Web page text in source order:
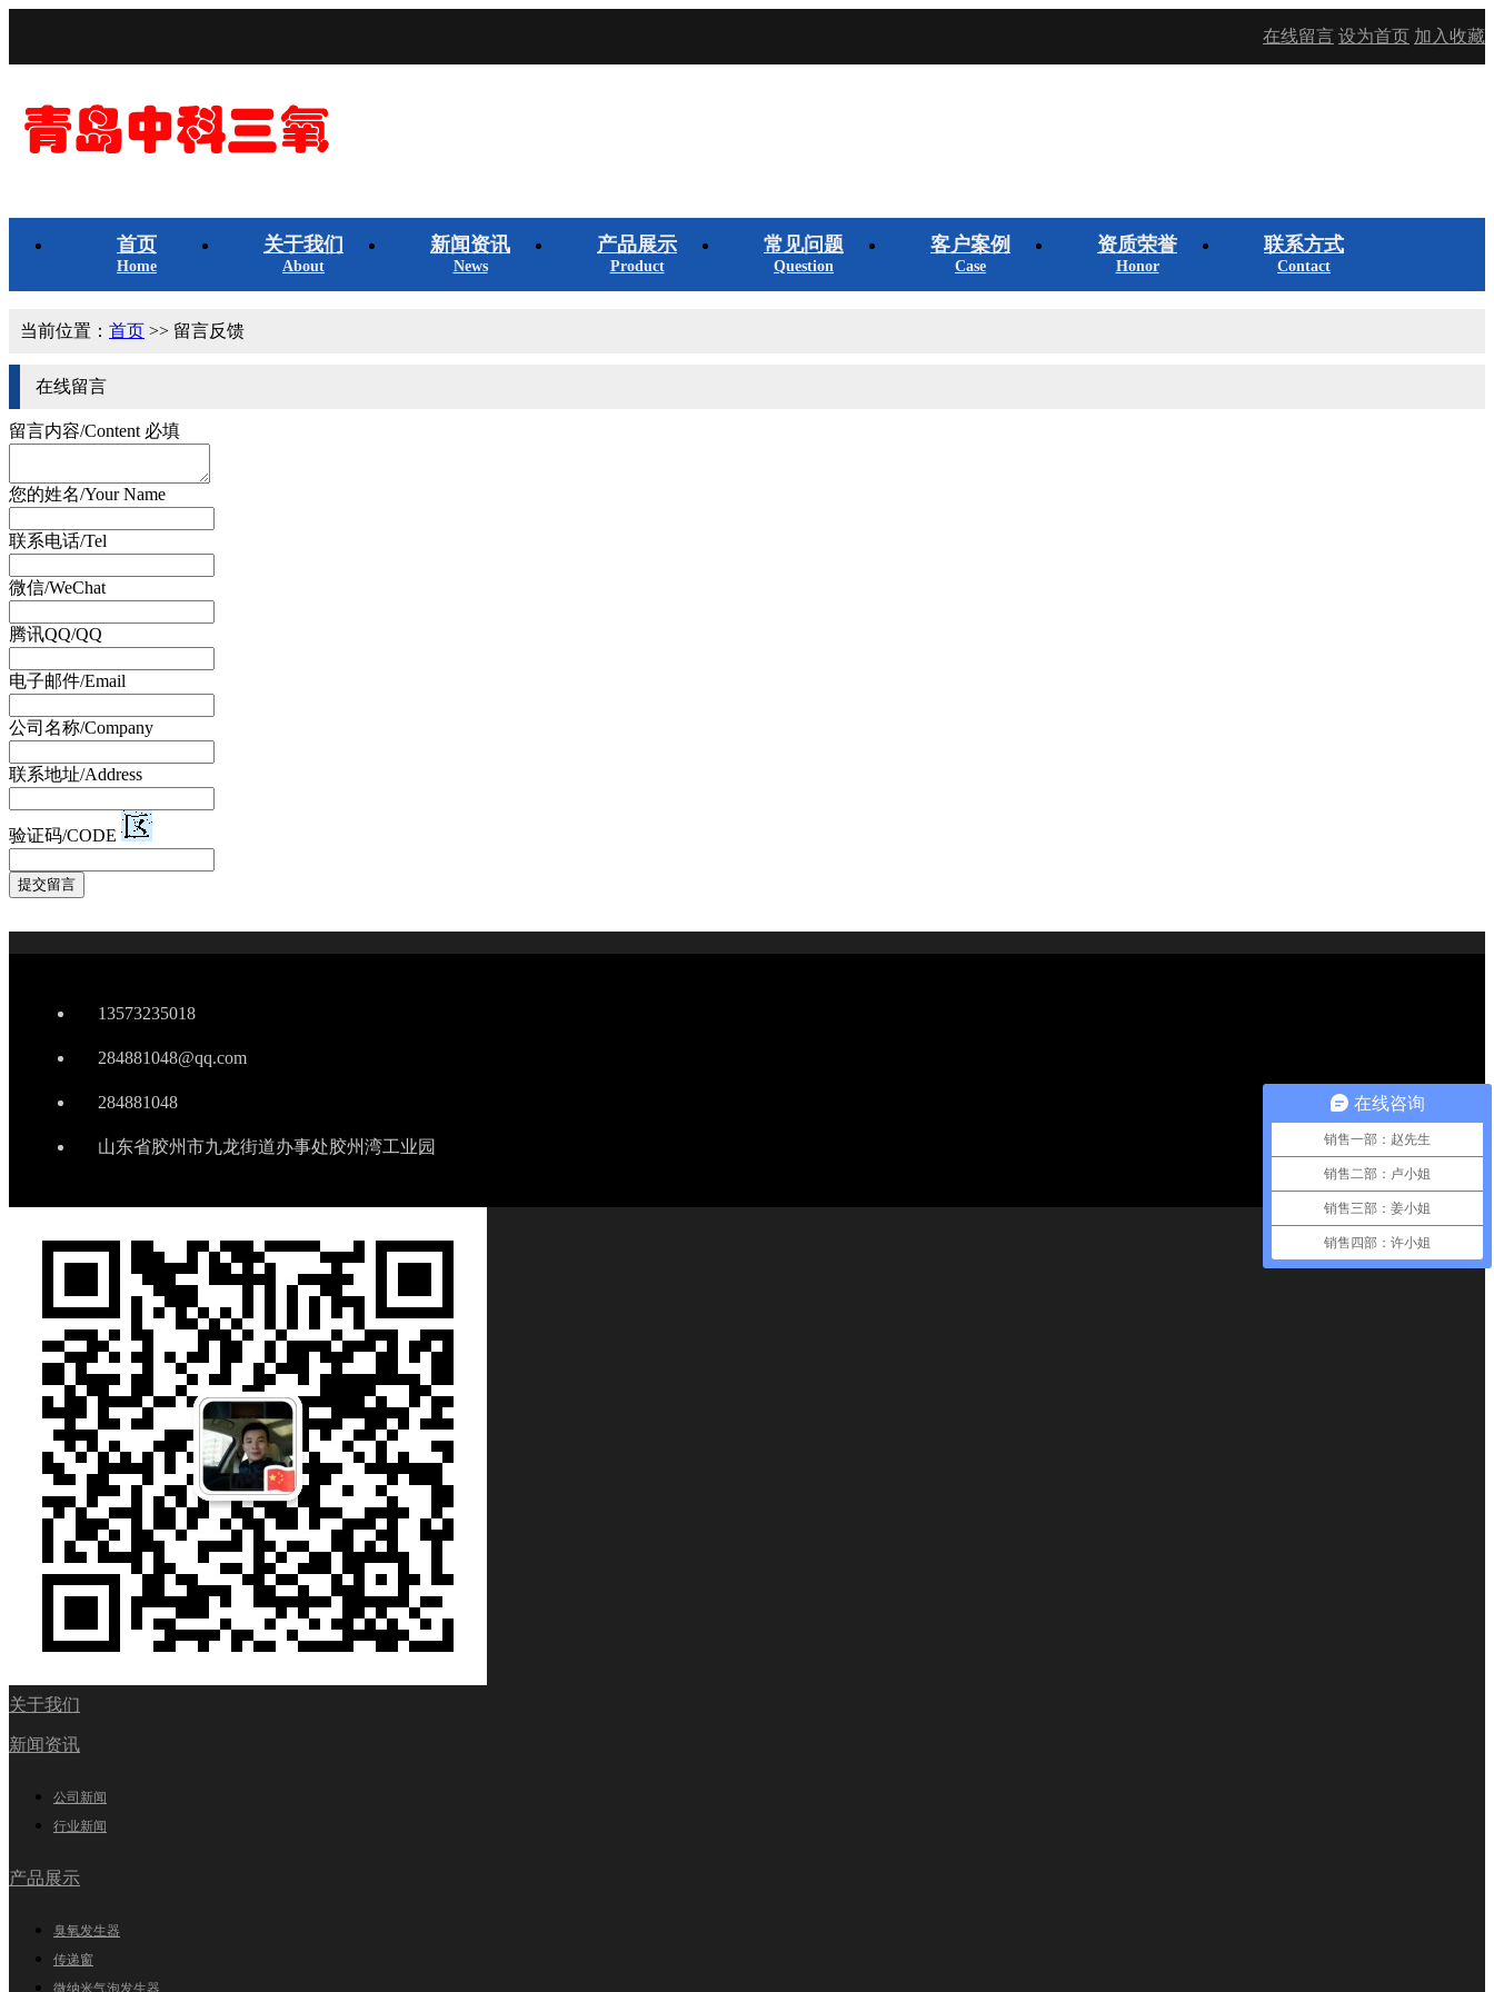
在线留言 设为首页 加入收藏
首页
Home
关于我们
About
新闻资讯
News
产品展示
Product
常见问题
Question
客户案例
Case
资质荣誉
Honor
联系方式
Contact
当前位置： 首页 >> 留言反馈
在线留言
留言内容/Content 必填
您的姓名/Your Name
联系电话/Tel
微信/WeChat
腾讯QQ/QQ
电子邮件/Email
公司名称/Company
联系地址/Address
验证码/CODE
13573235018
284881048@qq.com
284881048
山东省胶州市九龙街道办事处胶州湾工业园
关于我们
新闻资讯
公司新闻
行业新闻
产品展示
臭氧发生器
传递窗
微纳米气泡发生器
在线咨询
销售一部：赵先生
销售二部：卢小姐
销售三部：姜小姐
销售四部：许小姐